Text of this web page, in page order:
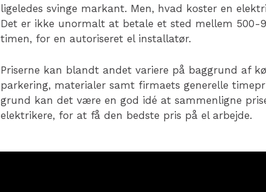
ligeledes svinge markant. Men, hvad koster en
Det er ikke unormalt at betale et sted mellem 500-
timen, for en autoriseret el installatør.
Priserne kan blandt andet variere på baggrund af
parkering, materialer samt firmaets generelle
grund kan det være en god idé at sammenligne
elektrikere, for at få den bedste pris på el arbejde.